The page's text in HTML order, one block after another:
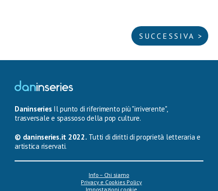
SUCCESSIVA >
Daninseries Il punto di riferimento più "irriverente",
trasversale e spassoso della pop culture.
© daninseries.it 2022. Tutti di diritti di proprietà letteraria e
artistica riservati.
Info – Chi siamo
Privacy e Cookies Policy
Impostazioni cookie